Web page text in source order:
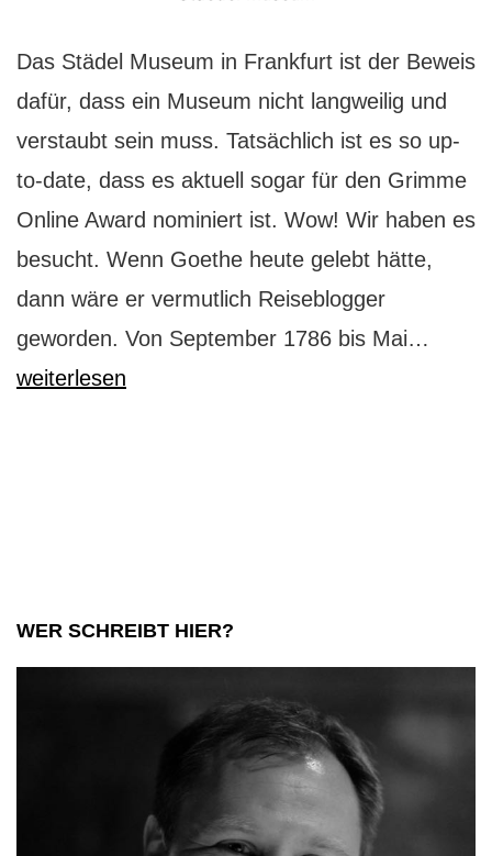
Das Städel Museum in Frankfurt ist der Beweis
dafür, dass ein Museum nicht langweilig und
verstaubt sein muss. Tatsächlich ist es so up-
to-date, dass es aktuell sogar für den Grimme
Online Award nominiert ist. Wow! Wir haben es
besucht. Wenn Goethe heute gelebt hätte,
dann wäre er vermutlich Reiseblogger
geworden. Von September 1786 bis Mai…
weiterlesen
WER SCHREIBT HIER?